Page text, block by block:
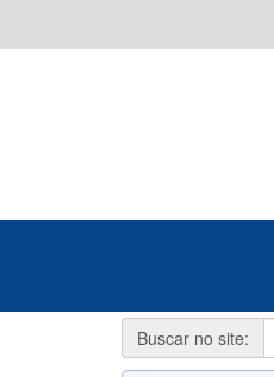
Buscar no site: